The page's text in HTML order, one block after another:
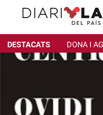
DESTACATS DONA I